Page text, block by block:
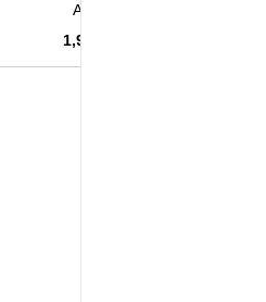
ACE-
1,980원